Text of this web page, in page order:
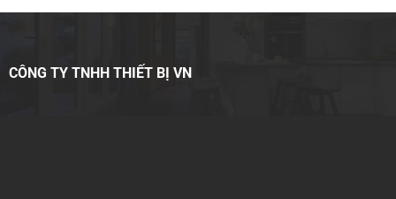
CÔNG TY TNHH THIẾT BỊ VN